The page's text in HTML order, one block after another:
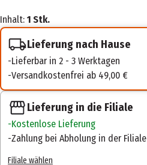
Inhalt: 1 Stk.
Lieferung nach Hause
Lieferbar in 2 - 3 Werktagen
Versandkostenfrei ab 49,00 €
Lieferung in die Filiale
Kostenlose Lieferung
Zahlung bei Abholung in der Filiale
Filiale wählen